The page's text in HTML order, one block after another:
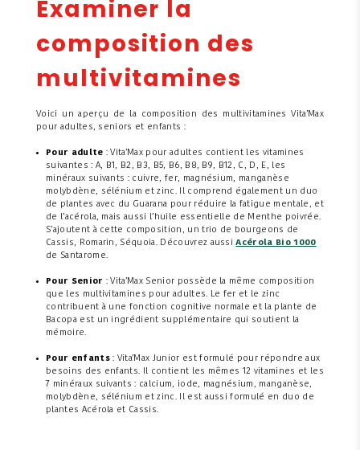
Examiner la
composition des
multivitamines
Voici un aperçu de la composition des multivitamines Vita’Max
pour adultes, seniors et enfants :
Pour adulte : Vita’Max pour adultes contient les vitamines
suivantes : A, B1, B2, B3, B5, B6, B8, B9, B12, C, D, E, les
minéraux suivants : cuivre, fer, magnésium, manganèse
molybdène, sélénium et zinc. Il comprend également un duo
de plantes avec du Guarana pour réduire la fatigue mentale, et
de l’acérola, mais aussi l’huile essentielle de Menthe poivrée.
S’ajoutent à cette composition, un trio de bourgeons de
Cassis, Romarin, Séquoia. Découvrez aussiAcérola Bio 1000
de Santarome.
Pour Senior : Vita’Max Senior possède la même composition
que les multivitamines pour adultes. Le fer et le zinc
contribuent à une fonction cognitive normale et la plante de
Bacopa est un ingrédient supplémentaire qui soutient la
mémoire.
Pour enfants: Vita’Max Junior est formulé pour répondre aux
besoins des enfants. Il contient les mêmes 12 vitamines et les
7 minéraux suivants : calcium, iode, magnésium, manganèse,
molybdène, sélénium et zinc. Il est aussi formulé en duo de
plantes Acérola et Cassis.